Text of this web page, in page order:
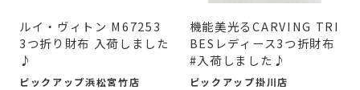
ルイ・ヴィトン M67253
3つ折り財布 入荷しました
♪
ピックアップ浜松宮竹店
機能美光るCARVING TRI
BESレディース3つ折財布
#入荷しました♪
ピックアップ掛川店